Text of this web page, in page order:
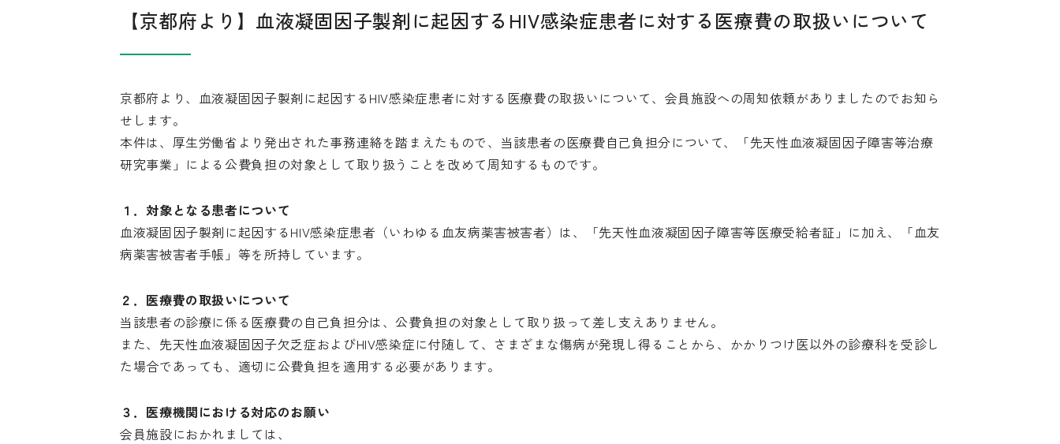
【京都府より】血液凝固因子製剤に起因するHIV感染症患者に対する医療費の取扱いについて
京都府より、血液凝固因子製剤に起因するHIV感染症患者に対する医療費の取扱いについて、会員施設への周知依頼がありましたのでお知ら
せします。
本件は、厚生労働省より発出された事務連絡を踏まえたもので、当該患者の医療費自己負担分について、「先天性血液凝固因子障害等治療
研究事業」による公費負担の対象として取り扱うことを改めて周知するものです。
１．対象となる患者について
血液凝固因子製剤に起因するHIV感染症患者（いわゆる血友病薬害被害者）は、「先天性血液凝固因子障害等医療受給者証」に加え、「血友
病薬害被害者手帳」等を所持しています。
２．医療費の取扱いについて
当該患者の診療に係る医療費の自己負担分は、公費負担の対象として取り扱って差し支えありません。
また、先天性血液凝固因子欠乏症およびHIV感染症に付随して、さまざまな傷病が発現し得ることから、かかりつけ医以外の診療科を受診し
た場合であっても、適切に公費負担を適用する必要があります。
３．医療機関における対応のお願い
会員施設におかれましては、